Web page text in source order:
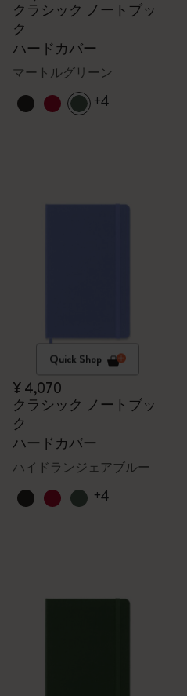
クラシック ノートブッ
ク
ハードカバー
マートルグリーン
+4
Quick Shop
¥ 4,070
クラシック ノートブッ
ク
ハードカバー
ハイドランジェアブルー
+4